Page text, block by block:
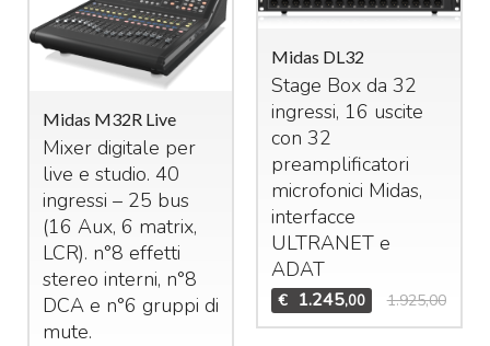
Midas M32R Live
Mixer digitale per
live e studio. 40
ingressi – 25 bus
(16 Aux, 6 matrix,
LCR). n°8 effetti
stereo interni, n°8
DCAe n°6 gruppi di
mute.
Midas DL32
Stage Box da 32
ingressi, 16 uscite
con 32
preamplificatori
microfonici Midas,
interfacce
ULTRANETe
ADAT
€ 1.245,00 1.925,00